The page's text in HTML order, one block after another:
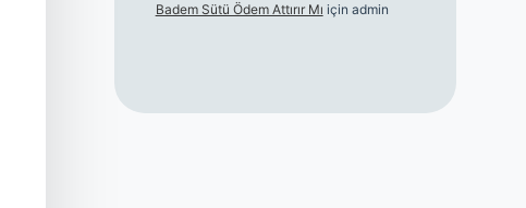
Badem Sütü Ödem Attırır Mı için admin